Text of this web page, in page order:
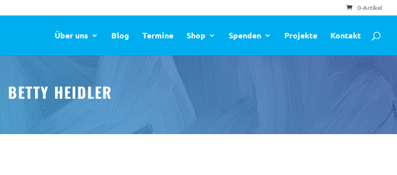
0-Artikel
Über uns Blog Termine Shop Spenden Projekte Kontakt
BETTY HEIDLER